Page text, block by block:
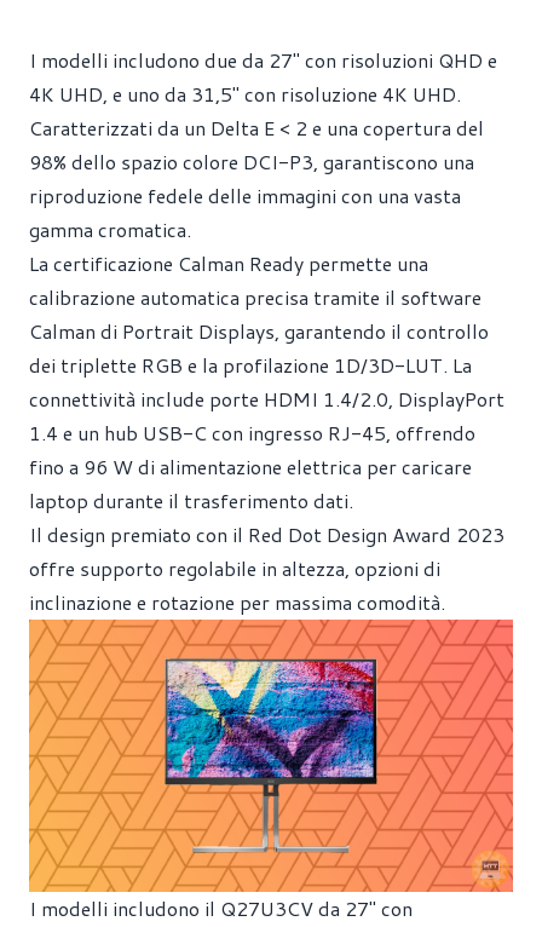
I modelli includono due da 27" con risoluzioni QHD e
4K UHD, e uno da 31,5" con risoluzione 4K UHD.
Caratterizzati da un Delta E < 2 e una copertura del
98% dello spazio colore DCI-P3, garantiscono una
riproduzione fedele delle immagini con una vasta
gamma cromatica.
La certificazione Calman Ready permette una
calibrazione automatica precisa tramite il software
Calman di Portrait Displays, garantendo il controllo
dei triplette RGB e la profilazione 1D/3D-LUT. La
connettività include porte HDMI 1.4/2.0, DisplayPort
1.4 e un hub USB-C con ingresso RJ-45, offrendo
fino a 96 W di alimentazione elettrica per caricare
laptop durante il trasferimento dati.
Il design premiato con il Red Dot Design Award 2023
offre supporto regolabile in altezza, opzioni di
inclinazione e rotazione per massima comodità.
I modelli includono il Q27U3CV da 27" con